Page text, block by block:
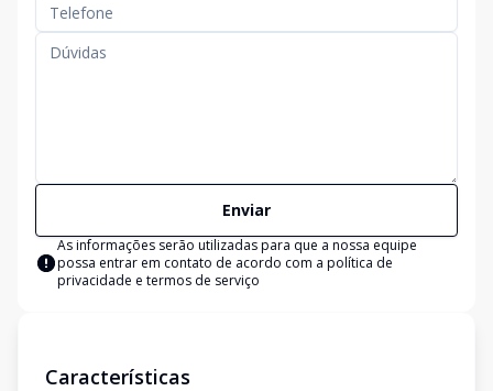
Enviar
As informações serão utilizadas para que a nossa equipe
possa entrar em contato de acordo com a política de
privacidade e termos de serviço
Características